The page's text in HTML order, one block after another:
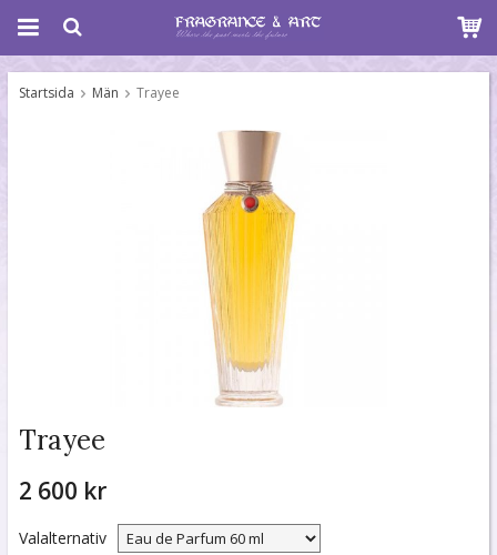
Startsida Män Trayee
Trayee
2 600 kr
Valalternativ